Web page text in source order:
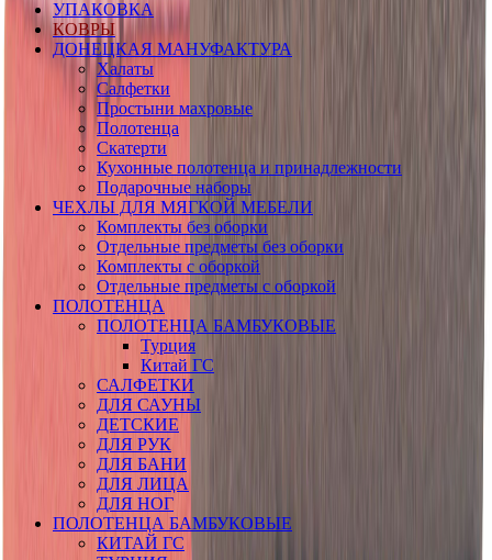
УПАКОВКА
КОВРЫ
ДОНЕЦКАЯ МАНУФАКТУРА
Халаты
Салфетки
Простыни махровые
Полотенца
Скатерти
Кухонные полотенца и принадлежности
Подарочные наборы
ЧЕХЛЫ ДЛЯ МЯГКОЙ МЕБЕЛИ
Комплекты без оборки
Отдельные предметы без оборки
Комплекты с оборкой
Отдельные предметы с оборкой
ПОЛОТЕНЦА
ПОЛОТЕНЦА БАМБУКОВЫЕ
Турция
Китай ГС
САЛФЕТКИ
ДЛЯ САУНЫ
ДЕТСКИЕ
ДЛЯ РУК
ДЛЯ БАНИ
ДЛЯ ЛИЦА
ДЛЯ НОГ
ПОЛОТЕНЦА БАМБУКОВЫЕ
КИТАЙ ГС